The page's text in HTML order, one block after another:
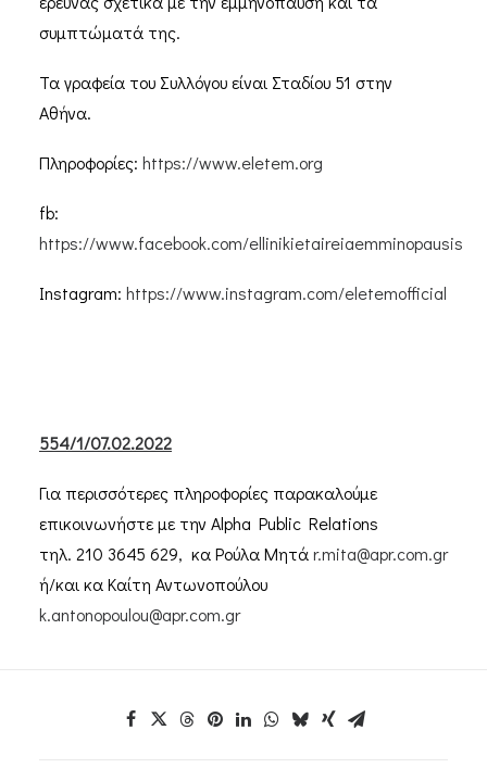
συμπτώματά της.
Τα γραφεία του Συλλόγου είναι Σταδίου 51 στην
Αθήνα.
Πληροφορίες: https://www.eletem.org
fb:
https://www.facebook.com/ellinikietaireiaemminopausis
Instagram: https://www.instagram.com/eletemofficial
554/1/07.02.2022
Για περισσότερες πληροφορίες παρακαλούμε
επικοινωνήστε με την Alpha Public Relations
τηλ. 210 3645 629, κα Ρούλα Μητάr.mita@apr.com.gr
ή/και κα Καίτη Αντωνοπούλου
k.antonopoulou@apr.com.gr